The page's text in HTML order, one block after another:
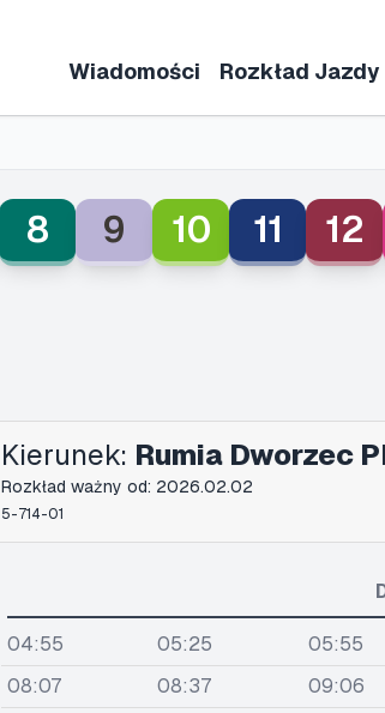
Wiadomości Rozkład Jazdy
8 9 10 11 12
Kierunek: Rumia Dworzec
Rozkład ważny od: 2026.02.02
5-714-01
04:55 05:25 05:55
08:07
08:37 09:06